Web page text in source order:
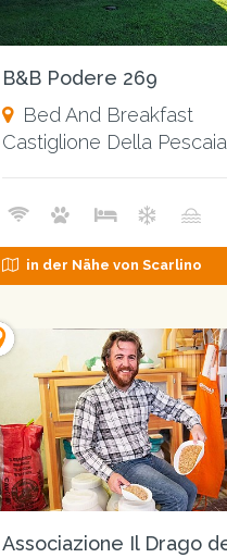
B&B Podere 269
Bed And Breakfast
Castiglione Della Pescaia
in der Nähe von Scarlino